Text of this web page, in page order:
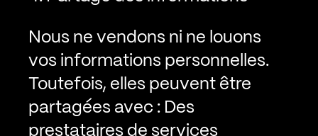
Nous ne vendons ni ne louons
vos informations personnelles.
Toutefois, elles peuvent être
partagées avec : Des
prestataires de services